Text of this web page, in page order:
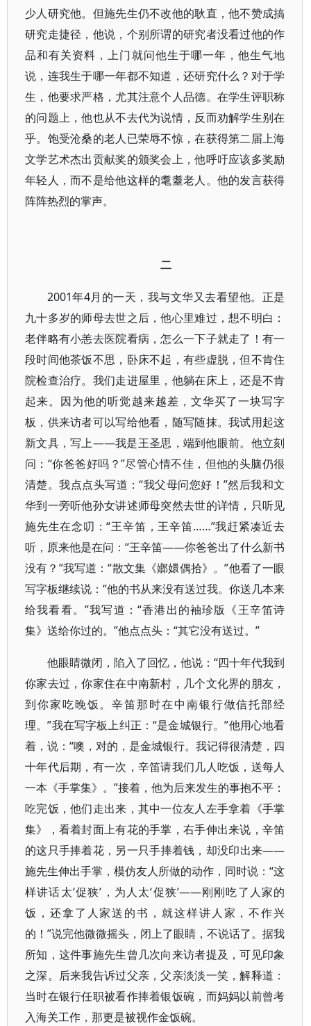
少人研究他。但施先生仍不改他的耿直，他不赞成搞
研究走捷径，他说，个别所谓的研究者没看过他的作
品和有关资料，上门就问他生于哪一年，他生气地
说，连我生于哪一年都不知道，还研究什么？对于学
生，他要求严格，尤其注意个人品德。在学生评职称
的问题上，他也从不去代为说情，反而劝解学生别在
乎。饱受沧桑的老人已荣辱不惊，在获得第二届上海
文学艺术杰出贡献奖的颁奖会上，他呼吁应该多奖励
年轻人，而不是给他这样的耄耋老人。他的发言获得
阵阵热烈的掌声。
二
2001年4月的一天，我与文华又去看望他。正是
九十多岁的师母去世之后，他心里难过，想不明白：
老伴略有小恙去医院看病，怎么一下子就走了！有一
段时间他茶饭不思，卧床不起，有些虚脱，但不肯住
院检查治疗。我们走进屋里，他躺在床上，还是不肯
起来。因为他的听觉越来越差，文华买了一块写字
板，供来访者可以写给他看，随写随抹。我试用起这
新文具，写上——我是王圣思，端到他眼前。他立刻
问：“你爸爸好吗？”尽管心情不佳，但他的头脑仍很
清楚。我点点头写道：“我父母问您好！”然后我和文
华到一旁听他孙女讲述师母突然去世的详情，只听见
施先生在念叨：“王辛笛，王辛笛……”我赶紧凑近去
听，原来他是在问：“王辛笛——你爸爸出了什么新书
没有？”我写道：“散文集《嫏嬛偶拾》。”他看了一眼
写字板继续说：“他的书从来没有送过我。你送几本来
给我看看。”我写道：“香港出的袖珍版《王辛笛诗
集》送给你过的。”他点点头：“其它没有送过。”
他眼睛微闭，陷入了回忆，他说：“四十年代我到
你家去过，你家住在中南新村，几个文化界的朋友，
到你家吃晚饭。辛笛那时在中南银行做信托部经
理。”我在写字板上纠正：“是金城银行。”他用心地看
着，说：“噢，对的，是金城银行。我记得很清楚，四
十年代后期，有一次，辛笛请我们几人吃饭，送每人
一本《手掌集》。”接着，他为后来发生的事抱不平：
吃完饭，他们走出来，其中一位友人左手拿着《手掌
集》，看着封面上有花的手掌，右手伸出来说，辛笛
的这只手捧着花，另一只手捧着钱，却没印出来——
施先生伸出手掌，模仿友人所做的动作，同时说：“这
样讲话太‘促狭’，为人太‘促狭’——刚刚吃了人家的
饭，还拿了人家送的书，就这样讲人家，不作兴
的！”说完他微微摇头，闭上了眼睛，不说话了。据我
所知，这件事施先生曾几次向来访者提及，可见印象
之深。后来我告诉过父亲，父亲淡淡一笑，解释道：
当时在银行任职被看作捧着银饭碗，而妈妈以前曾考
入海关工作，那更是被视作金饭碗。